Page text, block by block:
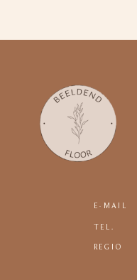
TEL.
E-MAIL
REGIO